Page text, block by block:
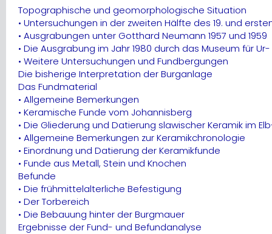
Topographische und geomorphologische Situation
• Untersuchungen in der zweiten Hälfte des 19. und
• Ausgrabungen unter Gotthard Neumann 1957 und 1959
• Die Ausgrabung im Jahr 1980 durch das Museum für
• Weitere Untersuchungen und Fundbergungen
Die bisherige Interpretation der Burganlage
Das Fundmaterial
• Allgemeine Bemerkungen
• Keramische Funde vom Johannisberg
• Die Gliederung und Datierung slawischer Keramik im
• Allgemeine Bemerkungen zur Keramikchronologie
• Einordnung und Datierung der Keramikfunde
• Funde aus Metall, Stein und Knochen
Befunde
• Die frühmittelalterliche Befestigung
• Der Torbereich
• Die Bebauung hinter der Burgmauer
Ergebnisse der Fund- und Befundanalyse